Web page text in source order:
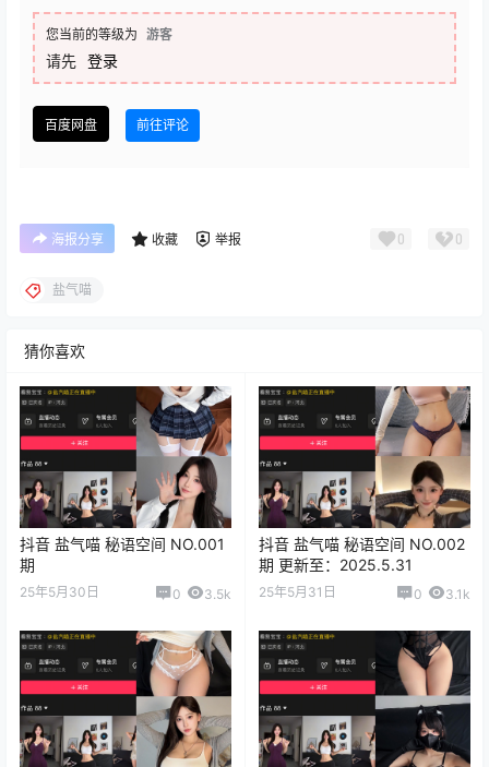
您当前的等级为 游客
请先 登录
百度网盘 前往评论
海报分享 收藏 举报 0 0
盐气喵
猜你喜欢
抖音 盐气喵 秘语空间 NO.001
期
25年5月30日 0 3.5k
抖音 盐气喵 秘语空间 NO.002
期 更新至：2025.5.31
25年5月31日 0 3.1k